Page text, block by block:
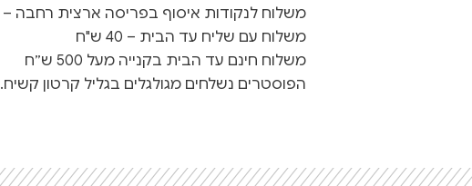
משלוח לנקודות איסוף בפריסה ארצית רחבה – 15 ש"ח
משלוח עם שליח עד הבית – 40 ש"ח
משלוח חינם עד הבית בקנייה מעל 500 ש״ח
הפוסטרים נשלחים מגולגלים בגליל קרטון קשיח.